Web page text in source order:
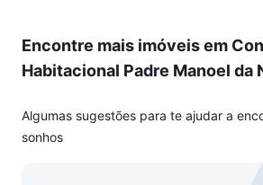
Encontre mais imóveis em
Habitacional Padre Manoel da
Algumas sugestões para te ajudar a
sonhos